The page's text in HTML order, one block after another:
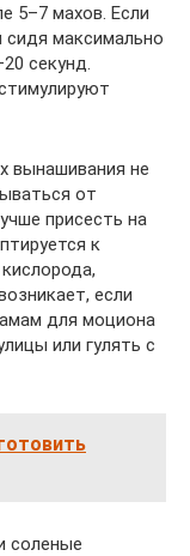
5–7 махов. Если
максимально
секунд.
вынашивания не
от
присесть на
к
если
для моциона
или гулять с
соленые